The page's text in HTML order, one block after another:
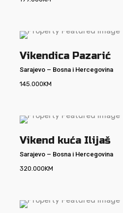
Vikendica Pazarić
Sarajevo – Bosna i Hercegovina
145.000KM
Vikend kuća Ilijaš
Sarajevo – Bosna i Hercegovina
320.000KM